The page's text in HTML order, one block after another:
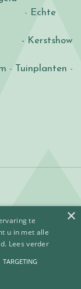
- Echte
- Kerstshow
- Tuinplanten -
×
te
u in met alle
Lees verder
TARGETING